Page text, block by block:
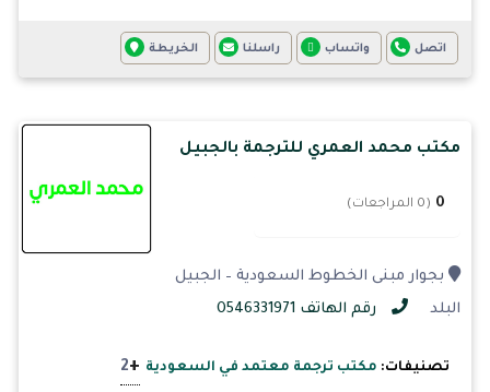
اتصل واتساب راسلنا الخريطة
مكتب محمد العمري للترجمة بالجبيل
0 (0 المراجعات)
بجوار مبنى الخطوط السعودية – الجبيل
البلد
رقم الهاتف 0546331971
تصنيفات: مكتب ترجمة معتمد في السعودية +
2